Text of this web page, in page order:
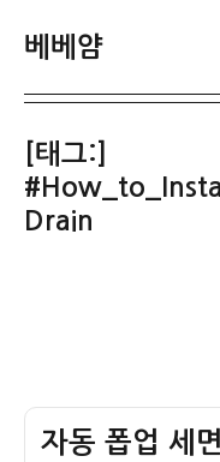
베베얌
[태그:]
Drain
자동 폽업 세